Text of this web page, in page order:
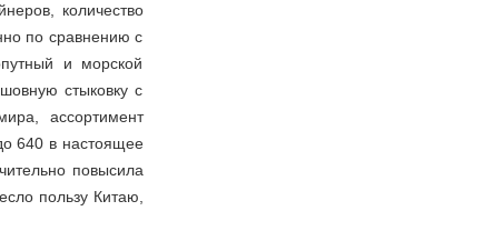
количество
по сравнению с
и морской
стыковку с
ассортимент
640 в настоящее
повысила
пользу Китаю,